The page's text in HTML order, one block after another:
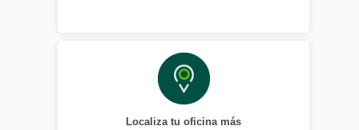
Localiza tu oficina más